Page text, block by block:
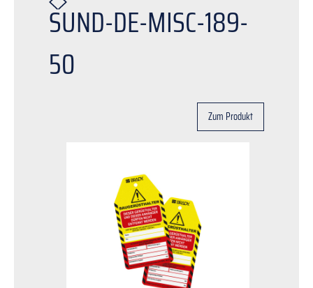
SUND-DE-MISC-189-
50
Zum Produkt